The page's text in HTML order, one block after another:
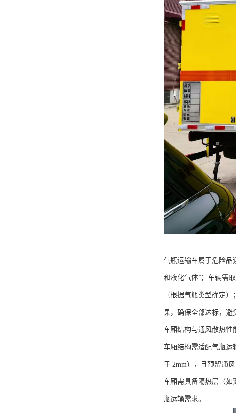
气瓶运输车属于危险品
和液化气体”；车辆需
（根据气瓶类型确定
果，确保全部达标，避
车厢结构与通风散热性
车厢结构需适配气瓶运
于 2mm），且预留通
车厢需具备隔热层（如
瓶运输需求。​